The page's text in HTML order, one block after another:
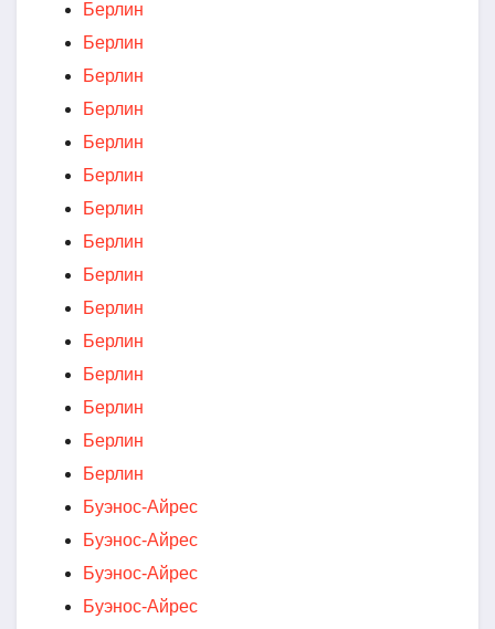
Берлин
Берлин
Берлин
Берлин
Берлин
Берлин
Берлин
Берлин
Берлин
Берлин
Берлин
Берлин
Берлин
Берлин
Берлин
Буэнос-Айрес
Буэнос-Айрес
Буэнос-Айрес
Буэнос-Айрес